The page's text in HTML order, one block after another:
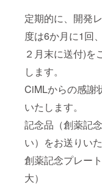
定期的に、開発
度は6か月に1回
２月末に送付)を
します。
CiMLからの感謝
いたします。
記念品（創薬記
い）をお送りいた
創薬記念プレー
大）